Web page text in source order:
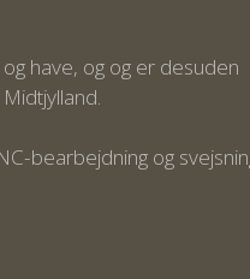
have, og og er desuden
bearbejdning og